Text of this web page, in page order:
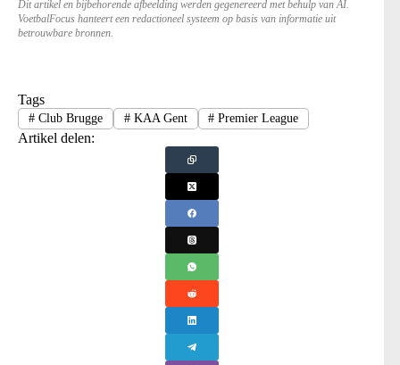
Dit artikel en bijbehorende afbeelding werden gegenereerd met behulp van AI.
VoetbalFocus hanteert een redactioneel systeem op basis van informatie uit
betrouwbare bronnen.
Tags
#Club Brugge #KAA Gent # Premier League
Artikel delen: